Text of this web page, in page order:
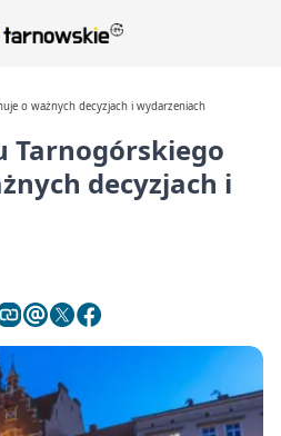
o ważnych decyzjach i wydarzeniach
Tarnogórskiego
decyzjach i